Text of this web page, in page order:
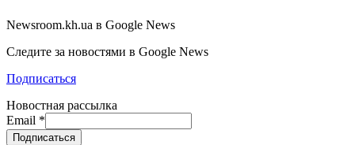
Newsroom.kh.ua в Google News
Следите за новостями в Google News
Подписаться
Новостная рассылка
Email *